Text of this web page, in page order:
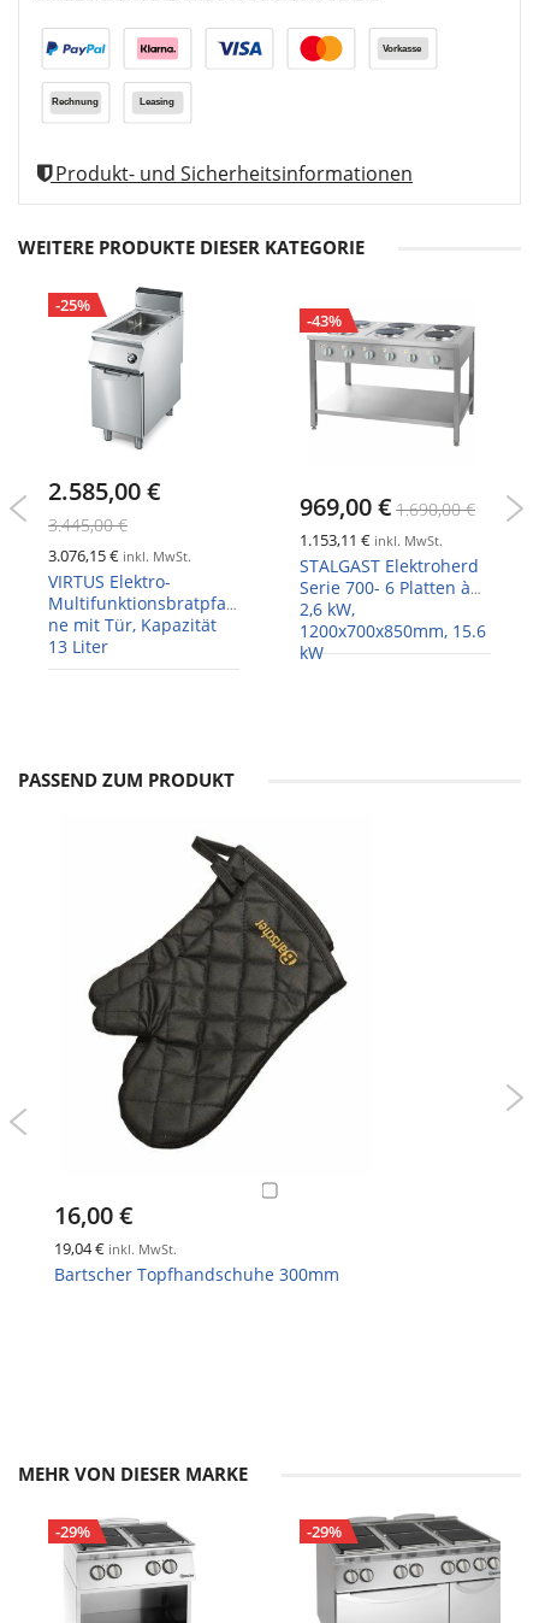
Produkt- und Sicherheitsinformationen
WEITERE PRODUKTE DIESER KATEGORIE
-25%
2.585,00 €
3.445,00 €
3.076,15 € inkl. MwSt.
VIRTUS Elektro-
Multifunktionsbratpfan
ne mit Tür, Kapazität
13 Liter
-43%
969,00 € 1.690,00 €
1.153,11 € inkl. MwSt.
STALGAST Elektroherd
Serie 700- 6 Platten à
2,6 kW,
1200x700x850mm, 15.6
kW
PASSEND ZUM PRODUKT
16,00 €
19,04 € inkl. MwSt.
Bartscher Topfhandschuhe 300mm
MEHR VON DIESER MARKE
-29% -29%